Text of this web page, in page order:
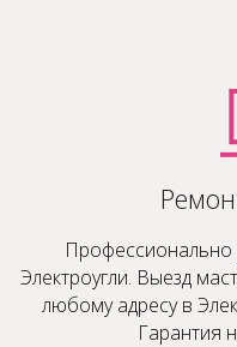
Профессионально
Электроугли. Выезд
любому адресу в
Гарантия